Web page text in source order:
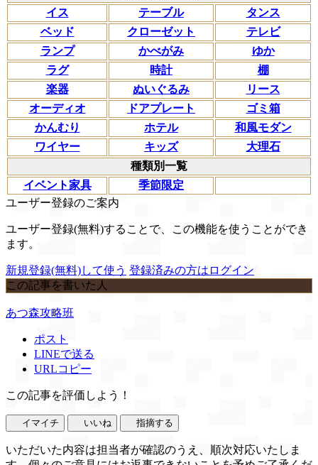
イス
テーブル
タンス
ベッド
クローゼット
テレビ
ランプ
かべがみ
ゆか
ラグ
時計
棚
楽器
ぬいぐるみ
リース
オーディオ
ドアプレート
ゴミ箱
かんむり
ホテル
和風モダン
ワイヤー
キッズ
大理石
種類別一覧
イベント家具
季節限定
ユーザー登録のご案内
ユーザー登録(無料)することで、この機能を使うことができ
ます。
新規登録(無料)して使う 登録済みの方はログイン
この記事を書いた人
あつ森攻略班
ポスト
LINEで送る
URLコピー
この記事を評価しよう！
イマイチ いいね 指摘する
いただいた内容は担当者が確認のうえ、順次対応いたしま